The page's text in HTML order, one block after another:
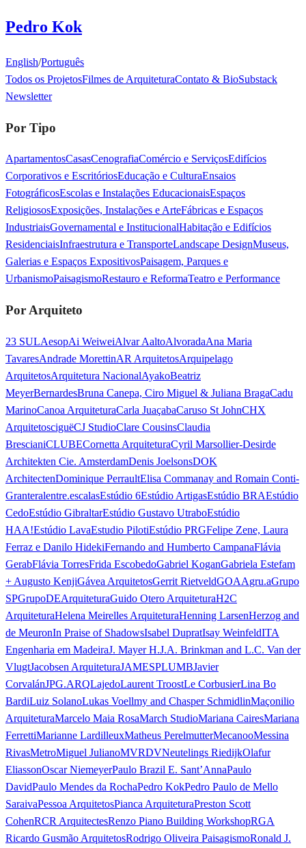
Pedro Kok
English/Português
Todos os ProjetosFilmes de ArquiteturaContato & BioSubstack
Newsletter
Por Tipo
ApartamentosCasasCenografiaComércio e ServiçosEdifícios
Corporativos e EscritóriosEducação e CulturaEnsaios
FotográficosEscolas e Instalações EducacionaisEspaços
ReligiososExposições, Instalações e ArteFábricas e Espaços
IndustriaisGovernamental e InstitucionalHabitação e Edifícios
ResidenciaisInfraestrutura e TransporteLandscape DesignMuseus,
Galerias e Espaços ExpositivosPaisagem, Parques e
UrbanismoPaisagismoRestauro e ReformaTeatro e Performance
Por Arquiteto
23 SULAesopAi WeiweiAlvar AaltoAlvoradaAna Maria
TavaresAndrade MorettinAR ArquitetosArquipelago
ArquitetosArquitetura NacionalAyakoBeatriz
MeyerBernardesBruna Canepa, Ciro Miguel & Juliana BragaCadu
MarinoCanoa ArquiteturaCarla JuaçabaCaruso St JohnCHX
ArquitetosciguëCJ StudioClare CousinsClaudia
BrescianiCLUBECornetta ArquiteturaCyril Marsollier-Desirde
Architekten Cie. AmsterdamDenis JoelsonsDOK
ArchitectenDominique PerraultElisa Commanay and Romain Conti-
Granteralentre.escalasEstúdio 6Estúdio ArtigasEstúdio BRAEstúdio
CedoEstúdio GibraltarEstúdio Gustavo UtraboEstúdio
HAA!Estúdio LavaEstudio PilotiEstúdio PRGFelipe Zene, Laura
Ferraz e Danilo HidekiFernando and Humberto CampanaFlávia
GerabFlávia TorresFrida EscobedoGabriel KoganGabriela Estefam
+ Augusto KenjiGávea ArquitetosGerrit RietveldGOAAgru.aGrupo
SPGrupoDEArquiteturaGuido Otero ArquiteturaH2C
ArquiteturaHelena Meirelles ArquiteturaHenning LarsenHerzog and
de MeuronIn Praise of ShadowsIsabel DupratIsay WeinfeldITA
Engenharia em MadeiraJ. Mayer H.J.A. Brinkman and L.C. Van der
VlugtJacobsen ArquiteturaJAMESPLUMBJavier
CorvalánJPG.ARQLajedoLaurent TroostLe CorbusierLina Bo
BardiLuiz SolanoLukas Voellmy and Chasper SchmidlinMaçonilio
ArquiteturaMarcelo Maia RosaMarch StudioMariana CairesMariana
FerrettiMarianne LardilleuxMatheus PerelmutterMecanooMessina
RivasMetroMiguel JulianoMVRDVNeutelings RiedijkOlafur
EliassonOscar NiemeyerPaulo Brazil E. Sant’AnnaPaulo
DavidPaulo Mendes da RochaPedro KokPedro Paulo de Mello
SaraivaPessoa ArquitetosPianca ArquiteturaPreston Scott
CohenRCR ArquitectesRenzo Piano Building WorkshopRGA
Ricardo Gusmão ArquitetosRodrigo Oliveira PaisagismoRonald J.